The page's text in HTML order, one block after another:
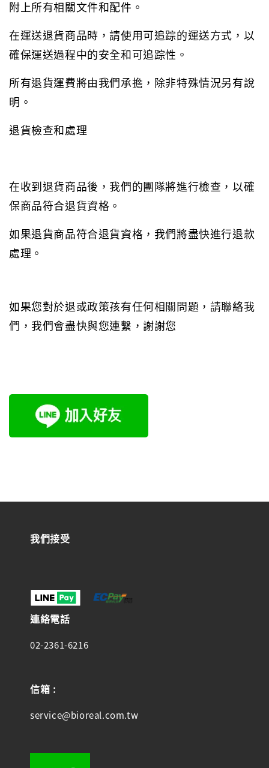
附上所有相關文件和配件。
在運送退貨商品時，請使用可追踪的運送方式，以
確保運送過程中的安全和可追踪性。
所有退貨運費將由我們承擔，除非特殊情況另有說
明。
退貨檢查和處理
在收到退貨商品後，我們的團隊將進行檢查，以確
保商品符合退貨資格。
如果退貨商品符合退貨資格，我們將盡快進行退款
處理。
如果您對於退或政策孩有任何相關問題，請聯絡我
們，我們會盡快與您連繫，謝謝您
我們接受
連絡電話
02-2361-6216
信箱 :
service@bioreal.com.tw